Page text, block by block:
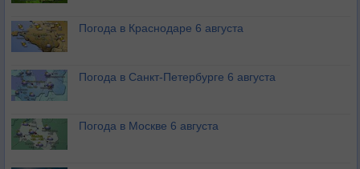
Погода в Краснодаре 6 августа
Погода в Санкт-Петербурге 6 августа
Погода в Москве 6 августа